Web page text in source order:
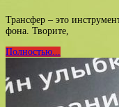
Трансфер – это
фона. Творите,
Полностью...